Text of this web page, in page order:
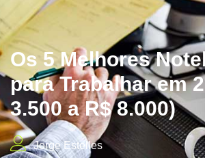
Os 5 Melhores
para Trabalhar em
3.500 a R$ 8.000)
Jorge Estelles